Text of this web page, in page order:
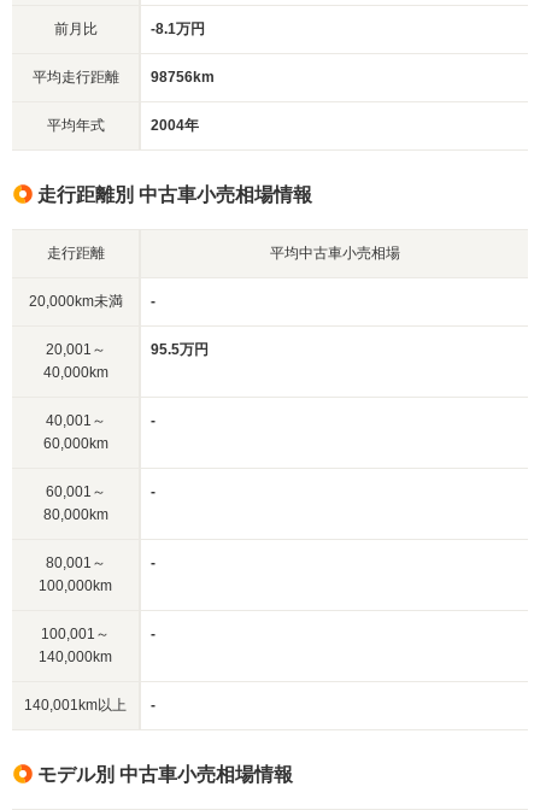
前月比 -8.1万円
平均走行距離 98756km
平均年式 2004年
走行距離別 中古車小売相場情報
走行距離 平均中古車小売相場
20,000km未満 -
20,001～
40,000km
95.5万円
40,001～
60,000km
-
60,001～
80,000km
-
80,001～
100,000km
-
100,001～
140,000km
-
140,001km以上 -
モデル別 中古車小売相場情報